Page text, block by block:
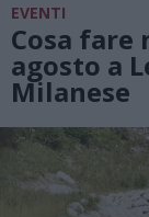
EVENTI
Cosa fare
agosto a
Milanese